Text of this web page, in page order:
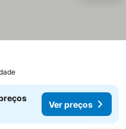
Ver preços